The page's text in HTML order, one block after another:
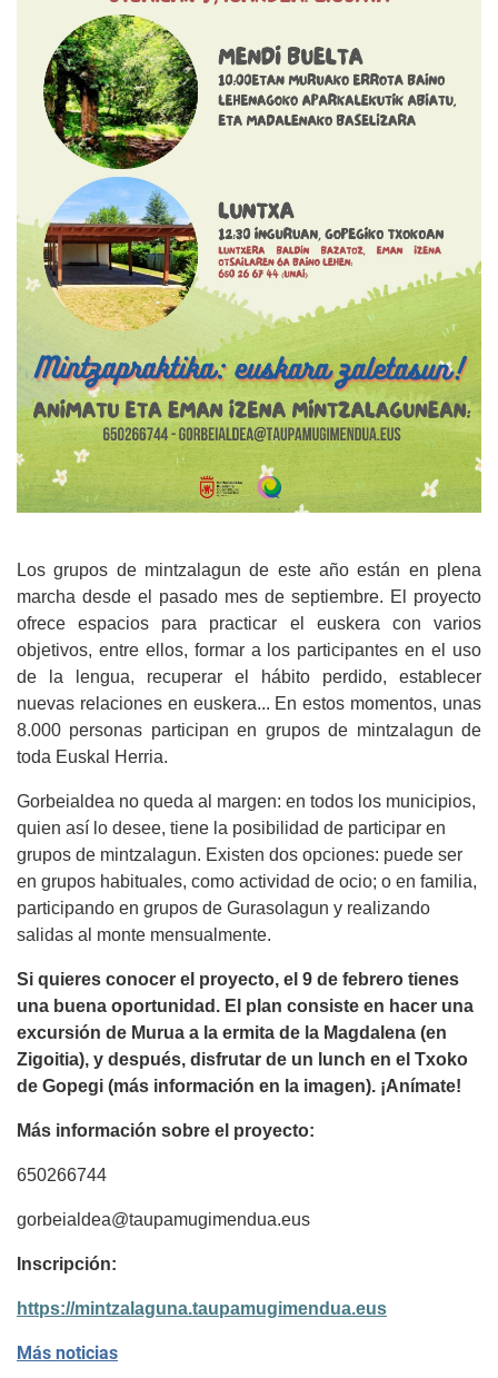
Los grupos de mintzalagun de este año están en plena
marcha desde el pasado mes de septiembre. El proyecto
ofrece espacios para practicar el euskera con varios
objetivos, entre ellos, formar a los participantes en el uso
de la lengua, recuperar el hábito perdido, establecer
nuevas relaciones en euskera... En estos momentos, unas
8.000 personas participan en grupos de mintzalagun de
toda Euskal Herria.
Gorbeialdea no queda al margen: en todos los municipios,
quien así lo desee, tiene la posibilidad de participar en
grupos de mintzalagun. Existen dos opciones: puede ser
en grupos habituales, como actividad de ocio; o en familia,
participando en grupos de Gurasolagun y realizando
salidas al monte mensualmente.
Si quieres conocer el proyecto, el 9 de febrero tienes
una buena oportunidad. El plan consiste en hacer una
excursión de Murua a la ermita de la Magdalena (en
Zigoitia), y después, disfrutar de un lunch en el Txoko
de Gopegi (más información en la imagen). ¡Anímate!
Más información sobre el proyecto:
650266744
gorbeialdea@taupamugimendua.eus
Inscripción:
https://mintzalaguna.taupamugimendua.eus
Más noticias